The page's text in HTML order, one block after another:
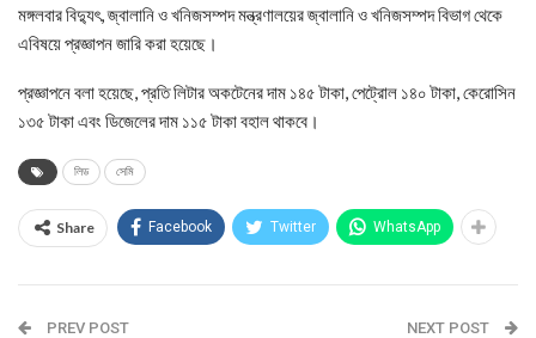
মঙ্গলবার বিদ্যুৎ, জ্বালানি ও খনিজসম্পদ মন্ত্রণালয়ের জ্বালানি ও খনিজসম্পদ বিভাগ থেকে
এবিষয়ে প্রজ্ঞাপন জারি করা হয়েছে।
প্রজ্ঞাপনে বলা হয়েছে, প্রতি লিটার অকটেনের দাম ১৪৫ টাকা, পেট্রোল ১৪০ টাকা, কেরোসিন
১৩৫ টাকা এবং ডিজেলের দাম ১১৫ টাকা বহাল থাকবে।
লিড সেমি
Share Facebook Twitter WhatsApp
PREV POST NEXT POST